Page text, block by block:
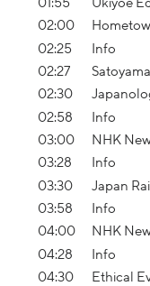
02:00
02:25
Info
02:27
02:30
02:58
Info
03:00
NHK
03:28
Info
03:30
Japan
03:58
Info
04:00
NHK
04:28
Info
04:30
Ethical